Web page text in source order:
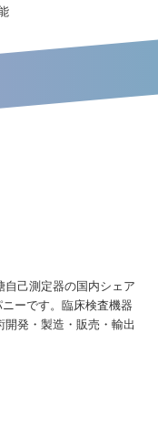
己測定器の国内シェア
ーです。臨床検査機器
発・製造・販売・輸出